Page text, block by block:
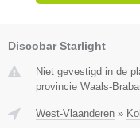
Discobar Starlight
Niet gevestigd in de
provincie Waals-
West-Vlaanderen »